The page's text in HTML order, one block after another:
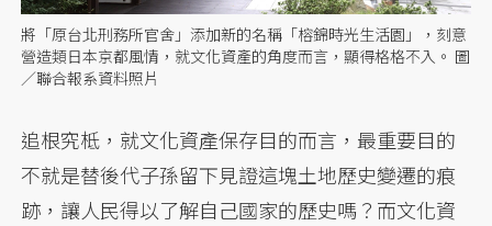
將「原台北刑務所官舍」添加新的名稱「榕錦時光生活園」，刻意
營造類日本京都風情，就文化資產的角度而言，顯得格格不入。 圖
／聯合報系資料照片
追根究柢，就文化資產保存目的而言，最重要目的
不就是替後代子孫留下見證這塊土地歷史變遷的痕
跡，讓人民得以了解自己國家的歷史嗎？而文化資